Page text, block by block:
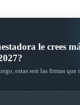
le crees
estas son las firmas que